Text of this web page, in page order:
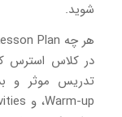
شوید.
در کلاس استرس